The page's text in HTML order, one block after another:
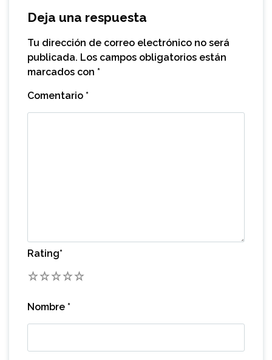
Deja una respuesta
Tu dirección de correo electrónico no será
publicada. Los campos obligatorios están
marcados con *
Comentario *
Rating*
5
4
3
2
Nombre *